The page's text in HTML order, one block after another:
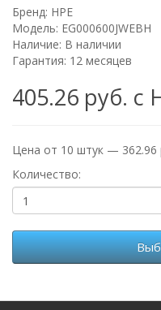
Бренд: HPE
Модель: EG000600JWEBH
Наличие: В наличии
Гарантия: 12 месяцев
405.26 руб. с
Цена от 10 штук — 362.96
Количество: